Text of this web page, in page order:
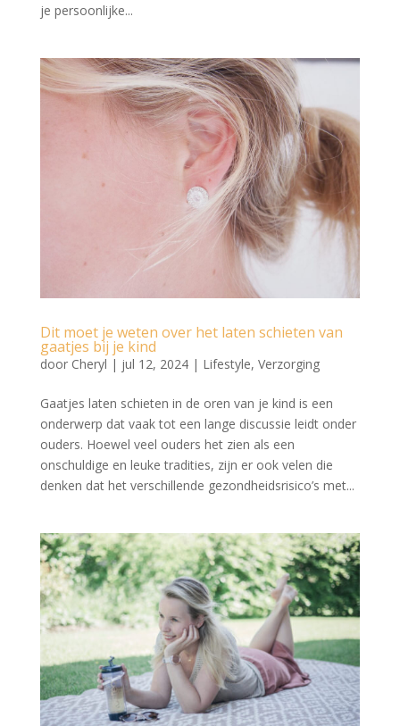
je persoonlijke...
Dit moet je weten over het laten schieten van
gaatjes bij je kind
door Cheryl | jul 12, 2024| Lifestyle, Verzorging
Gaatjes laten schieten in de oren van je kind is een
onderwerp dat vaak tot een lange discussie leidt onder
ouders. Hoewel veel ouders het zien als een
onschuldige en leuke tradities, zijn er ook velen die
denken dat het verschillende gezondheidsrisico’s met...